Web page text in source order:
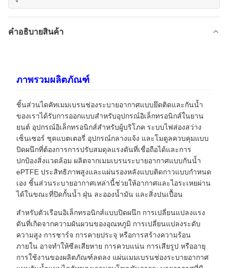
คําอธิบายสินค้า
ภาพรวมผลิตภัณฑ์
ชิ้นส่วนไดคัทเมมเบรนช่องระบายอากาศแบบยึดติดและกันน้ำ
ของเราได้รับการออกแบบสำหรับอุปกรณ์อิเล็กทรอนิกส์ในยาน
ยนต์ อุปกรณ์อิเล็กทรอนิกส์สำหรับผู้บริโภค ระบบไฟส่องสว่าง
เซ็นเซอร์ ชุดแบตเตอรี่ อุปกรณ์กลางแจ้ง และโมดูลควบคุมแบบ
ปิดผนึกที่ต้องการการปรับสมดุลแรงดันที่เชื่อถือได้และการ
ปกป้องสิ่งแวดล้อม ผลิตจากเมมเบรนระบายอากาศแบบกันน้ำ
ePTFE ประสิทธิภาพสูงและแผ่นรองหลังแบบติดกาวแบบกำหนด
เอง ชิ้นส่วนระบายอากาศเหล่านี้ช่วยให้อากาศและไอระเหยผ่าน
ได้ในขณะที่ปิดกั้นน้ำ ฝุ่น ละอองน้ำมัน และสิ่งปนเปื้อน
สำหรับตัวเรือนอิเล็กทรอนิกส์แบบปิดผนึก การเปลี่ยนแปลงแรง
ดันที่เกิดจากความผันผวนของอุณหภูมิ การเปลี่ยนแปลงระดับ
ความสูง การชาร์จ การคายประจุ หรือการสร้างความร้อน
ภายใน อาจทำให้ซีลเสียหาย การควบแน่น การเสียรูป หรืออายุ
การใช้งานของผลิตภัณฑ์ลดลง แผ่นเมมเบรนช่องระบายอากาศ